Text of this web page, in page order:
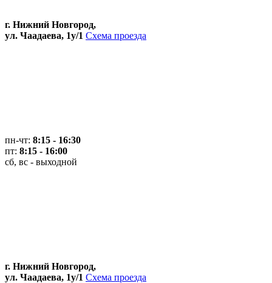
г. Нижний Новгород,
ул. Чаадаева, 1у/1 Схема проезда
пн-чт: 8:15 - 16:30
пт: 8:15 - 16:00
сб, вс - выходной
г. Нижний Новгород,
ул. Чаадаева, 1у/1 Схема проезда